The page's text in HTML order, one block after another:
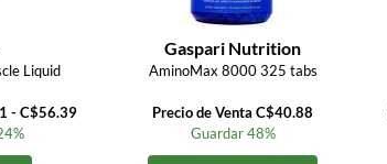
Liquid
- C$56.39
Gaspari Nutrition
AminoMax 8000 325 tabs
Precio de Venta C$40.88
Guardar 48%